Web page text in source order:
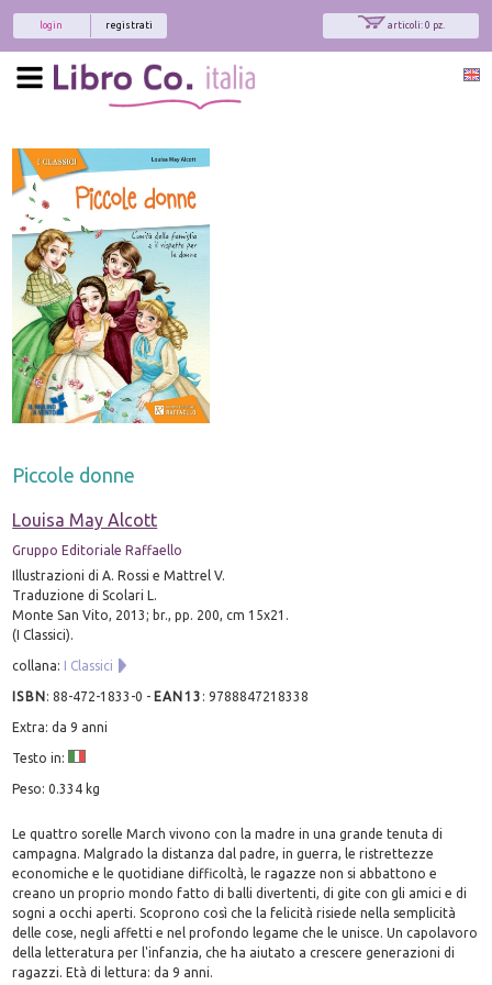
articoli: 0 pz.
registrati
login
Piccole donne
Louisa May Alcott
Gruppo Editoriale Raffaello
Illustrazioni di A. Rossi e Mattrel V.
Traduzione di Scolari L.
Monte San Vito, 2013; br., pp. 200, cm 15x21.
(I Classici).
collana: I Classici
ISBN:88-472-1833-0 - EAN13 :9788847218338
Extra: da 9 anni
Testo in:
Peso: 0.334 kg
Le quattro sorelle March vivono con la madre in una grande tenuta di
campagna. Malgrado la distanza dal padre, in guerra, le ristrettezze
economiche e le quotidiane difficoltà, le ragazze non si abbattono e
creano un proprio mondo fatto di balli divertenti, di gite con gli amici e di
sogni a occhi aperti. Scoprono così che la felicità risiede nella semplicità
delle cose, negli affetti e nel profondo legame che le unisce. Un capolavoro
della letteratura per l'infanzia, che ha aiutato a crescere generazioni di
ragazzi. Età di lettura: da 9 anni.